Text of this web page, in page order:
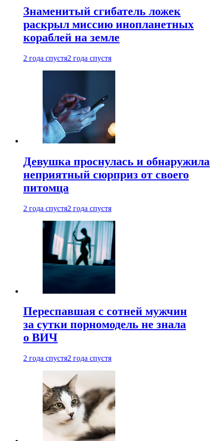
Знаменитый сгибатель ложек
раскрыл миссию инопланетных
кораблей на земле
2 года спустя2 года спустя
Девушка проснулась и обнаружила
неприятный сюрприз от своего
питомца
2 года спустя2 года спустя
Переспавшая с сотней мужчин
за сутки порномодель не знала
о ВИЧ
2 года спустя2 года спустя